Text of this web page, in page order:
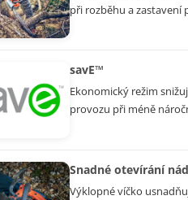
při rozběhu a zastavení
savE™
Ekonomický režim
provozu při méně
Snadné otevírání
Výklopné víčko